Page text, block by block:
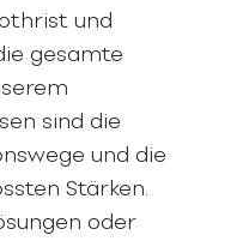
und
gesamte
sind die
und die
Stärken.
oder